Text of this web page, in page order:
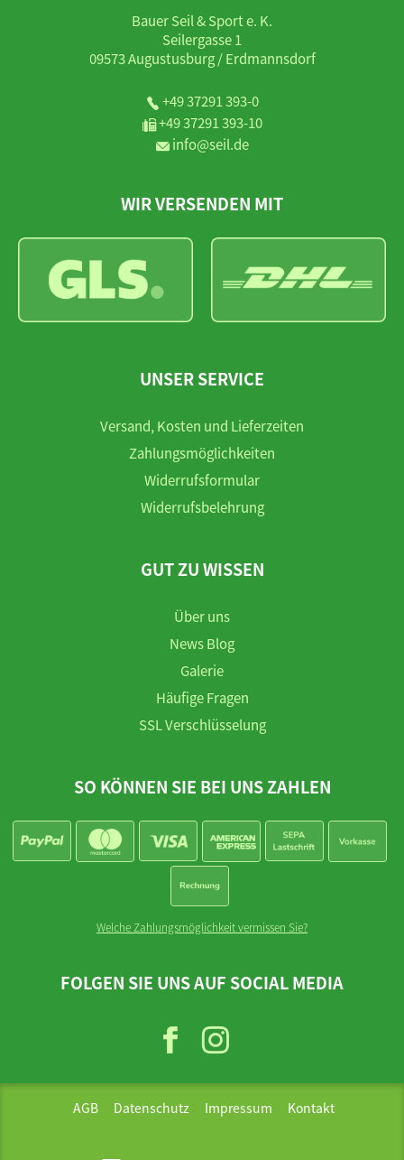
Bauer Seil & Sport e. K.
Seilergasse 1
09573 Augustusburg / Erdmannsdorf
+49 37291 393-0
+49 37291 393-10
info@seil.de
WIR VERSENDEN MIT
UNSER SERVICE
Versand, Kosten und Lieferzeiten
Zahlungsmöglichkeiten
Widerrufsformular
Widerrufsbelehrung
GUT ZU WISSEN
Über uns
News Blog
Galerie
Häufige Fragen
SSL Verschlüsselung
SO KÖNNEN SIE BEI UNS ZAHLEN
Welche Zahlungsmöglichkeit vermissen Sie?
FOLGEN SIE UNS AUF SOCIAL MEDIA
AGB Datenschutz Impressum Kontakt